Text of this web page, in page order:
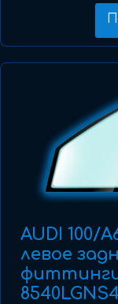
AUDI 100/
левое